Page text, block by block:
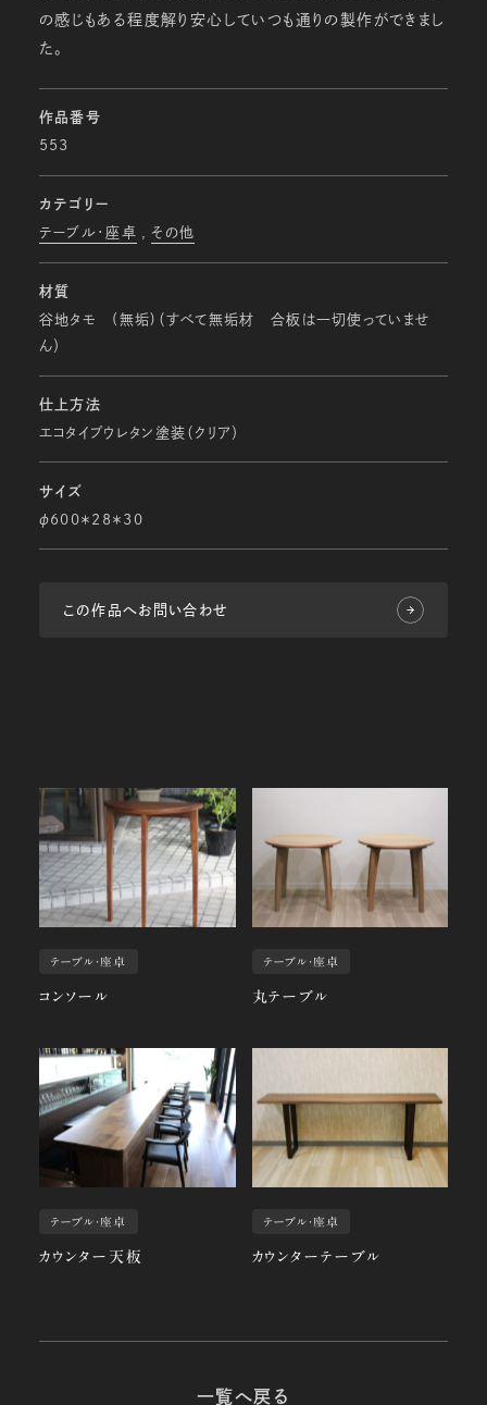
の感じもある程度解り安心していつも通りの製作ができまし
た。
作品番号
553
カテゴリー
テーブル・座卓 その他
材質
谷地タモ (無垢)（すべて無垢材 合板は一切使っていませ
ん）
仕上方法
エコタイプウレタン塗装（クリア）
サイズ
φ600＊28＊30
この作品へお問い合わせ
テーブル・座卓
コンソール
テーブル・座卓
丸テーブル
テーブル・座卓
カウンター天板
テーブル・座卓
カウンターテーブル
一覧へ戻る